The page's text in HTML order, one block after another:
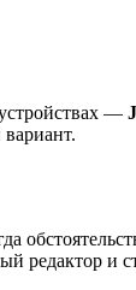
—
редактор и